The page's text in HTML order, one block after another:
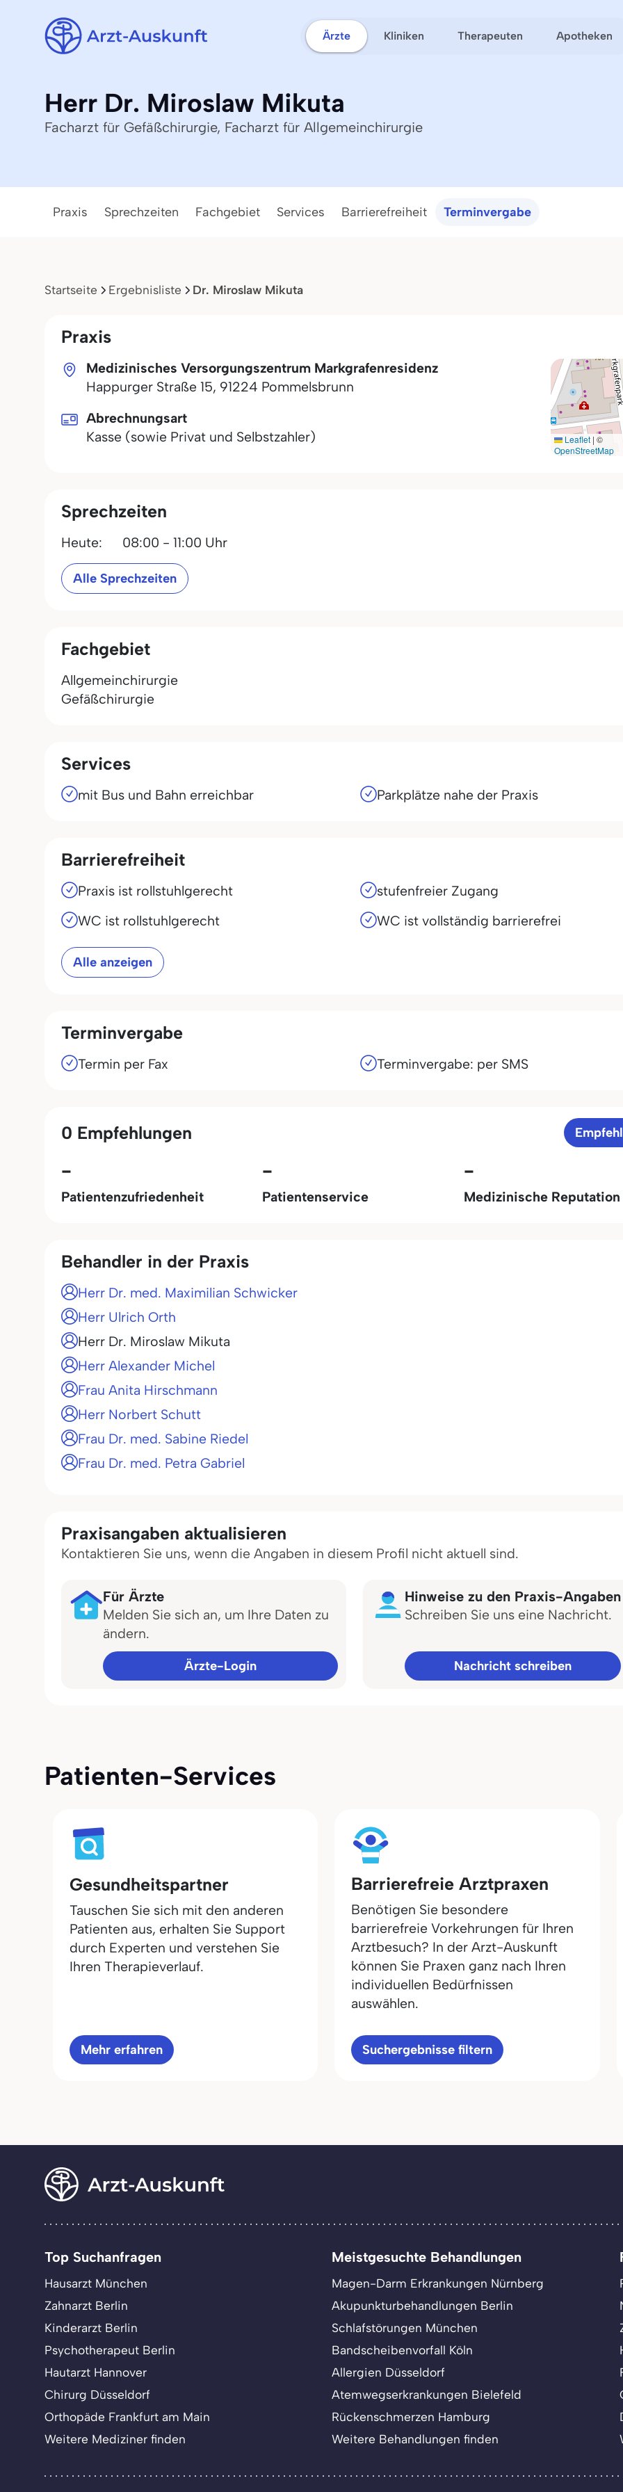
Ärzte Kliniken Therapeuten Apotheken
Herr Dr. Miroslaw Mikuta
Facharzt für Gefäßchirurgie, Facharzt für Allgemeinchirurgie
Praxis Sprechzeiten Fachgebiet Services Barrierefreiheit Terminvergabe
Startseite Ergebnisliste Dr. Miroslaw Mikuta
Praxis
Medizinisches Versorgungszentrum Markgrafenresidenz
Happurger Straße 15, 91224 Pommelsbrunn
Leaflet | ©
OpenStreetMap
Abrechnungsart
Kasse (sowie Privat und Selbstzahler)
Sprechzeiten
Heute: 08:00 - 11:00 Uhr
Alle Sprechzeiten
Fachgebiet
Allgemeinchirurgie
Gefäßchirurgie
Services
mit Bus und Bahn erreichbar Parkplätze nahe der Praxis
Barrierefreiheit
Praxis ist rollstuhlgerecht
stufenfreier Zugang
WC ist rollstuhlgerecht
WC ist vollständig barrierefrei
Alle anzeigen
Terminvergabe
Termin per Fax Terminvergabe: per SMS
0 Empfehlungen
-
Patientenzufriedenheit
-
Patientenservice
-
Medizinische Reputation
Behandler in der Praxis
Herr Dr. med. Maximilian Schwicker
Herr Ulrich Orth
Herr Dr. Miroslaw Mikuta
Herr Alexander Michel
Frau Anita Hirschmann
Herr Norbert Schutt
Frau Dr. med. Sabine Riedel
Frau Dr. med. Petra Gabriel
Praxisangaben aktualisieren
Kontaktieren Sie uns, wenn die Angaben in diesem Profil nicht aktuell sind.
Für Ärzte
Melden Sie sich an, um Ihre Daten zu
ändern.
Ärzte-Login
Hinweise zu den Praxis-Angaben
Schreiben Sie uns eine Nachricht.
Nachricht schreiben
Patienten-Services
Gesundheitspartner
Tauschen Sie sich mit den anderen
Patienten aus, erhalten Sie Support
durch Experten und verstehen Sie
Ihren Therapieverlauf.
Mehr erfahren
Barrierefreie Arztpraxen
Benötigen Sie besondere
barrierefreie Vorkehrungen für Ihren
Arztbesuch? In der Arzt-Auskunft
können Sie Praxen ganz nach Ihren
individuellen Bedürfnissen
auswählen.
Suchergebnisse filtern
Top Suchanfragen
Hausarzt München
Zahnarzt Berlin
Kinderarzt Berlin
Psychotherapeut Berlin
Hautarzt Hannover
Chirurg Düsseldorf
Orthopäde Frankfurt am Main
Weitere Mediziner finden
Meistgesuchte Behandlungen
Magen-Darm Erkrankungen Nürnberg
Akupunkturbehandlungen Berlin
Schlafstörungen München
Bandscheibenvorfall Köln
Allergien Düsseldorf
Atemwegserkrankungen Bielefeld
Rückenschmerzen Hamburg
Weitere Behandlungen finden